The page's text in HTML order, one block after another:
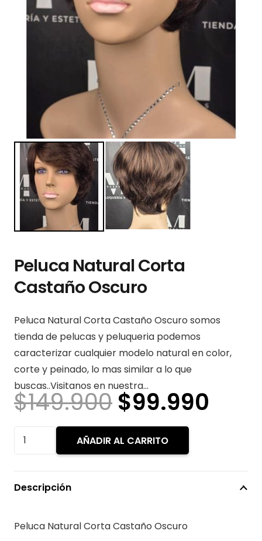
Peluca Natural Corta
Castaño Oscuro
Peluca Natural Corta Castaño Oscuro somos
tienda de pelucas y peluqueria podemos
caracterizar cualquier modelo natural en color,
corte y peinado, lo mas similar a lo que
buscas..Visitanos en nuestra…
$149.900 El
precio
original
era:
$99.990
Peluca
Castaño
AÑADIR AL CARRITO
Descripción
Peluca Natural Corta Castaño Oscuro